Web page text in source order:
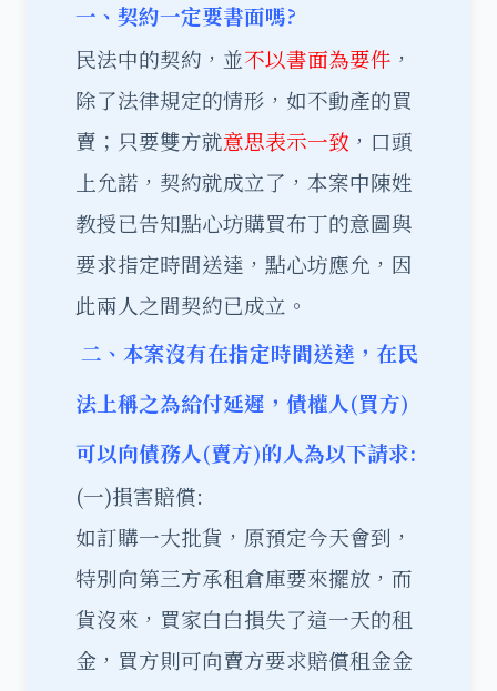
一、契約一定要書面嗎?
民法中的契約，並不以書面為要件 ，
除了法律規定的情形，如不動產的買
賣；只要雙方就意思表示一致 ，口頭
上允諾，契約就成立了，本案中陳姓
教授已告知點心坊購買布丁的意圖與
要求指定時間送達，點心坊應允，因
此兩人之間契約已成立。
二、本案沒有在指定時間送達，在民
法上稱之為給付延遲，債權人(買方)
可以向債務人(賣方)的人為以下請求:
(一)損害賠償:
如訂購一大批貨，原預定今天會到，
特別向第三方承租倉庫要來擺放，而
貨沒來，買家白白損失了這一天的租
金，買方則可向賣方要求賠償租金金